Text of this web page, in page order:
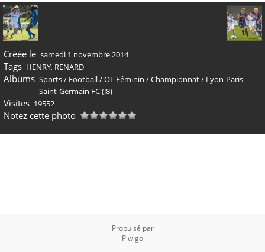
Créée le samedi 1 novembre 2014
Tags HENRY, RENARD
Albums Sports/ Football/OL Féminin /Championnat/ Lyon-Paris
Saint-Germain FC (J8)
Visites 19552
Notez cette photo
Propulsé par
Piwigo